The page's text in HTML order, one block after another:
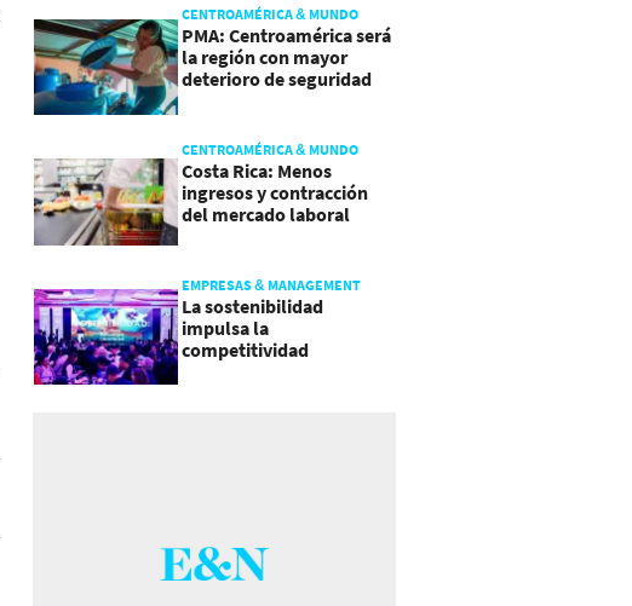
CENTROAMÉRICA & MUNDO
PMA: Centroamérica será
la región con mayor
deterioro de seguridad
CENTROAMÉRICA & MUNDO
Costa Rica: Menos
ingresos y contracción
del mercado laboral
EMPRESAS & MANAGEMENT
La sostenibilidad
impulsa la
competitividad